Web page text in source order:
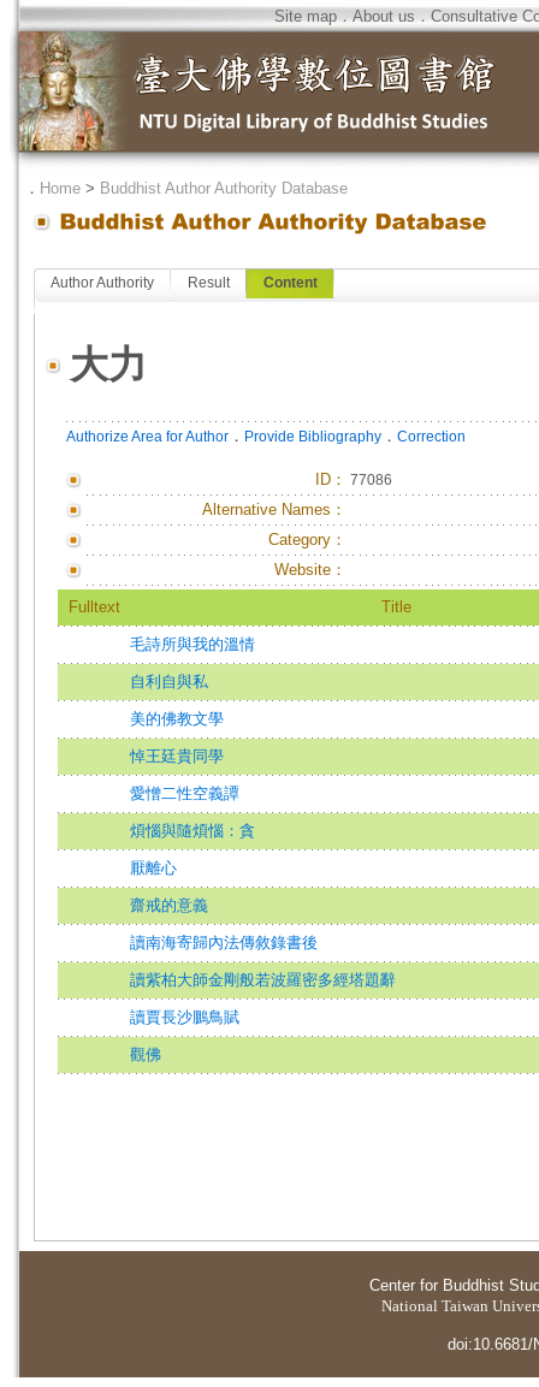
Site map．About us．Consultative
． Home > Buddhist Author Authority Database
Author Authority Result Content
大力
Authorize Area for Author ． Provide Bibliography ． Correction
ID ： 77086
Alternative Names：
Category：
Website：
Fulltext Title
毛詩所與我的溫情
自利自與私
美的佛教文學
悼王廷貴同學
愛憎二性空義譚
煩惱與隨煩惱：貪
厭離心
齋戒的意義
讀南海寄歸內法傳敘錄書後
讀紫柏大師金剛般若波羅密多經塔題辭
讀賈長沙鵬鳥賦
觀佛
Center for Buddhist
National Taiwan
doi:10.6681/